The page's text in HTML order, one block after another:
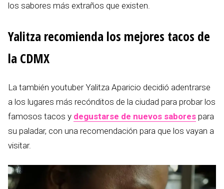
los sabores más extraños que existen.
Yalitza recomienda los mejores tacos de
la CDMX
La también youtuber Yalitza Aparicio decidió adentrarse
a los lugares más recónditos de la ciudad para probar los
famosos tacos y degustarse de nuevos sabores para
su paladar, con una recomendación para que los vayan a
visitar.